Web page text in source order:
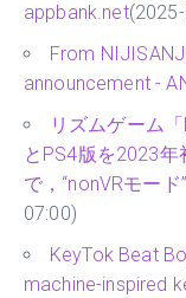
appbank.net
From
announcement -
リズムゲーム
とPS4版を2023年
で，“nonVRモー
07:00)
KeyTok Beat
machine-inspired